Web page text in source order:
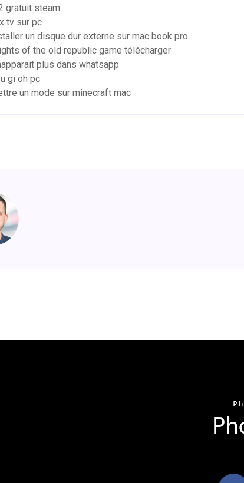
gratuit steam
tv sur pc
un disque dur externe sur mac book pro
of the old republic game télécharger
plus dans whatsapp
gi oh pc
un mode sur minecraft mac